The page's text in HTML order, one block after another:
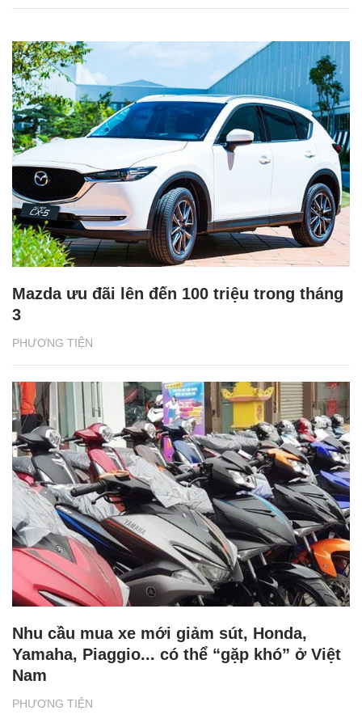
PHƯƠNG TIỆN
Mazda ưu đãi lên đến 100 triệu trong tháng
3
PHƯƠNG TIỆN
Nhu cầu mua xe mới giảm sút, Honda,
Yamaha, Piaggio... có thể “gặp khó” ở Việt
Nam